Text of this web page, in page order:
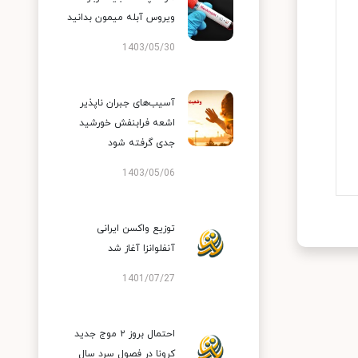
ویروس آبله میمون بدانید
1403/05/30
آسیب‌های جبران ناپذیر
اشعه فرابنفش خورشید
جدی گرفته شود
1403/05/06
توزیع واکسن ایرانی
آنفلوانزا آغاز شد
1401/07/27
احتمال بروز ۲ موج جدید
کرونا در فصول سرد سال